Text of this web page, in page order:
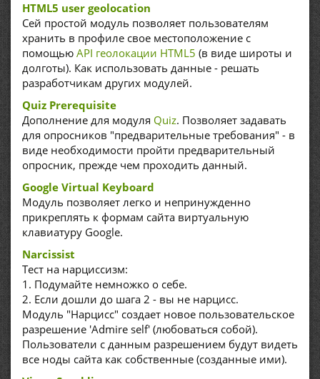
HTML5 user geolocation
Сей простой модуль позволяет пользователям
хранить в профиле свое местоположение с
помощью API геолокации HTML5 (в виде широты и
долготы). Как использовать данные - решать
разработчикам других модулей.
Quiz Prerequisite
Дополнение для модуля Quiz. Позволяет задавать
для опросников "предварительные требования" - в
виде необходимости пройти предварительный
опросник, прежде чем проходить данный.
Google Virtual Keyboard
Модуль позволяет легко и непринужденно
прикреплять к формам сайта виртуальную
клавиатуру Google.
Narcissist
Тест на нарциссизм:
1. Подумайте немножко о себе.
2. Если дошли до шага 2 - вы не нарцисс.
Модуль "Нарцисс" создает новое пользовательское
разрешение 'Admire self' (любоваться собой).
Пользователи с данным разрешением будут видеть
все ноды сайта как собственные (созданные ими).